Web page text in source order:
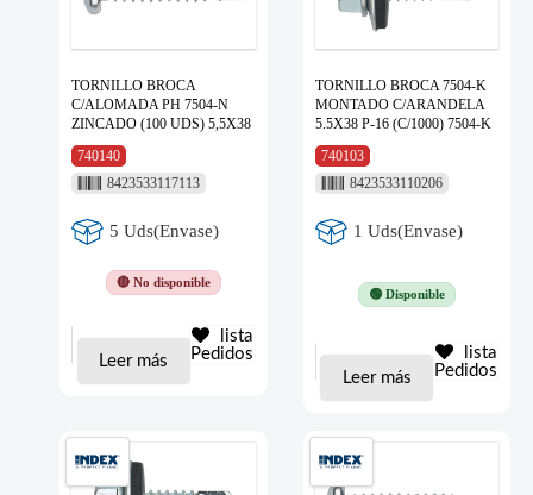
TORNILLO BROCA
C/ALOMADA PH 7504-N
ZINCADO (100 UDS) 5,5X38
740140
8423533117113
5 Uds(Envase)
🔴 No disponible
Leer más
lista
Pedidos
TORNILLO BROCA 7504-K
MONTADO C/ARANDELA
5.5X38 P-16 (C/1000) 7504-K
740103
8423533110206
1 Uds(Envase)
🟢 Disponible
Leer más
lista
Pedidos